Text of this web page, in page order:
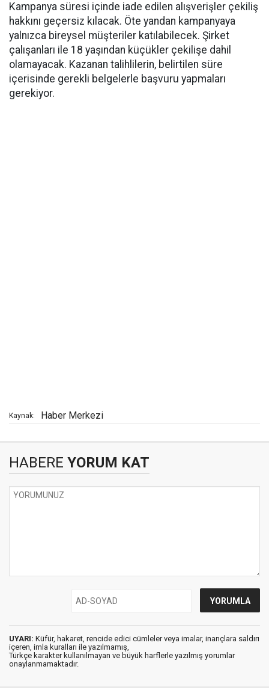
Kampanya süresi içinde iade edilen alışverişler çekiliş
hakkını geçersiz kılacak. Öte yandan kampanyaya
yalnızca bireysel müşteriler katılabilecek. Şirket
çalışanları ile 18 yaşından küçükler çekilişe dahil
olamayacak. Kazanan talihlilerin, belirtilen süre
içerisinde gerekli belgelerle başvuru yapmaları
gerekiyor.
Kaynak: Haber Merkezi
HABERE YORUM KAT
UYARI: Küfür, hakaret, rencide edici cümleler veya imalar, inançlara saldırı
içeren, imla kuralları ile yazılmamış,
Türkçe karakter kullanılmayan ve büyük harflerle yazılmış yorumlar
onaylanmamaktadır.